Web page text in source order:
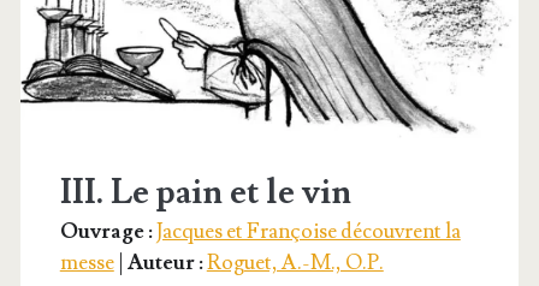
III. Le pain et le vin
Ouvrage :Jacques et Françoise découvrent la
messe| Auteur :Roguet, A.-M., O.P.